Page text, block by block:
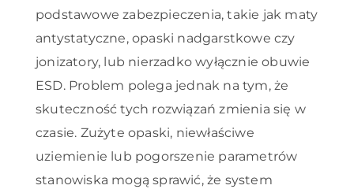
podstawowe zabezpieczenia, takie jak maty
antystatyczne, opaski nadgarstkowe czy
jonizatory, lub nierzadko wyłącznie obuwie
ESD. Problem polega jednak na tym, że
skuteczność tych rozwiązań zmienia się w
czasie. Zużyte opaski, niewłaściwe
uziemienie lub pogorszenie parametrów
stanowiska mogą sprawić, że system